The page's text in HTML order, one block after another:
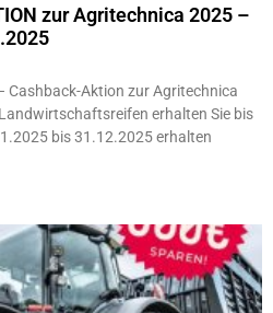
zur Agritechnica 2025 –
Cashback-Aktion zur Agritechnica
erhalten Sie bis
bis 31.12.2025 erhalten